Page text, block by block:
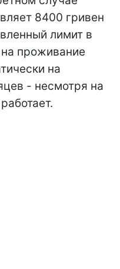
8400 гривен
лимит в
проживание
на
- несмотря на